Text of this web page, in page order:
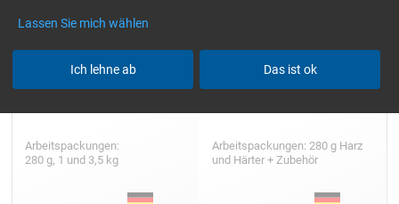
Arbeitspackungen:
280 g, 1 und 3,5 kg
Arbeitspackungen: 280 g Harz
und Härter + Zubehör
Lassen Sie mich wählen
Ich lehne ab Das ist ok